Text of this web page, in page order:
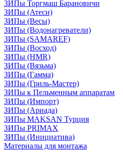
ЗИПы Торгмаш Барановичи
ЗИПы (Атеси)
ЗИПы (Весы)
ЗИПы (Водонагреватели)
ЗИПы (SAMAREF)
ЗИПы (Восход)
ЗИПы (HMR)
ЗИПы (Вязьма)
ЗИПы (Гамма)
ЗИПы (Гриль-Мастер)
ЗИПы к Пельменным аппаратам
ЗИПы (Импорт)
ЗИПы (Ариада)
ЗИПы MAKSAN Турция
ЗИПы PRIMAX
ЗИПы (Инициатива)
Материалы для монтажа